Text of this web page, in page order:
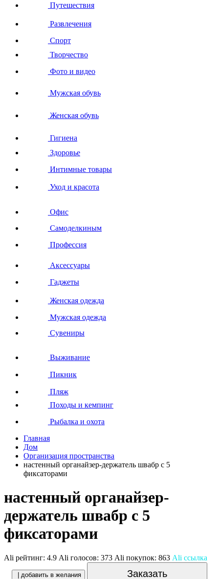
Путешествия
Развлечения
Спорт
Творчество
Фото и видео
Мужская обувь
Женская обувь
Гигиена
Здоровье
Интимные товары
Уход и красота
Офис
Самоделкиным
Профессия
Аксессуары
Гаджеты
Женская одежда
Мужская одежда
Сувениры
Выживание
Пикник
Пляж
Походы и кемпинг
Рыбалка и охота
Главная
Дом
Организация пространства
настенный органайзер-держатель швабр с 5
фиксаторами
настенный органайзер-
держатель швабр с 5
фиксаторами
Ali рейтинг: 4.9 Ali голосов: 373 Ali покупок: 863 Ali ссылка
| добавить в желания Заказать